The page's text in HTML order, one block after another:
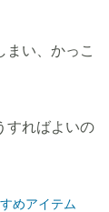
まい、かっこ
すればよいの
めアイテム